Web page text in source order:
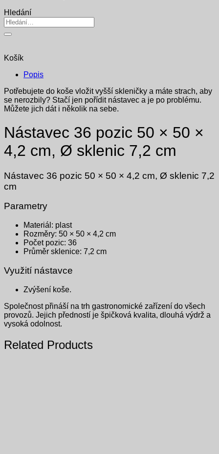
Hledání
Hledat:
Košík
Popis
Potřebujete do koše vložit vyšší skleničky a máte strach, aby
se nerozbily? Stačí jen pořídit nástavec a je po problému.
Můžete jich dát i několik na sebe.
Nástavec 36 pozic 50 × 50 ×
4,2 cm, Ø sklenic 7,2 cm
Nástavec 36 pozic 50 × 50 × 4,2 cm, Ø sklenic 7,2
cm
Parametry
Materiál: plast
Rozměry: 50 × 50 × 4,2 cm
Počet pozic: 36
Průměr sklenice: 7,2 cm
Využití nástavce
Zvýšení koše.
Společnost přináší na trh gastronomické zařízení do všech
provozů. Jejich předností je špičková kvalita, dlouhá výdrž a
vysoká odolnost.
Related Products